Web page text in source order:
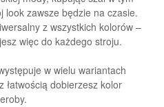
look zawsze będzie na czasie.
z wszystkich kolorów –
więc do każdego stroju.
w wielu wariantach
łatwością dobierzesz kolor